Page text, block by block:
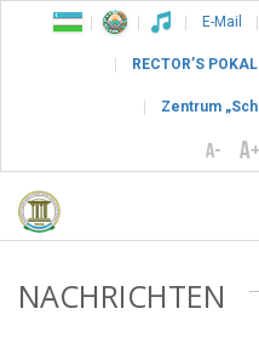
E-Mail
RECTOR’S POKAL
Zentrum
NACHRICHTEN